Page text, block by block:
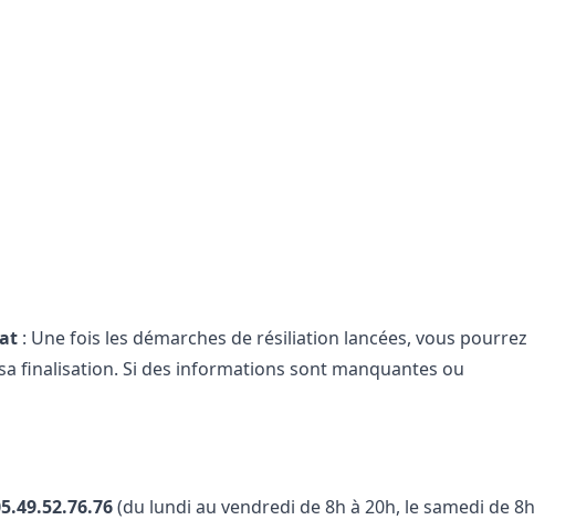
: Une fois les démarches de résiliation lancées, vous pourrez
finalisation. Si des informations sont manquantes ou
(du lundi au vendredi de 8h à 20h, le samedi de 8h